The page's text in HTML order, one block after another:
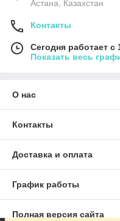
Астана, Казахстан
Контакты
Сегодня работает с
Показать весь
О нас
Контакты
Доставка и оплата
График работы
Полная версия сайта